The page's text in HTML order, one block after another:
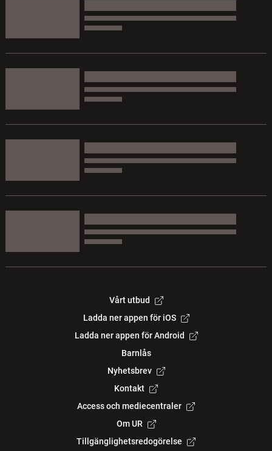
Vårt utbud
Ladda ner appen för iOS
Ladda ner appen för Android
Barnlås
Nyhetsbrev
Kontakt
Access och mediecentraler
Om UR
Tillgänglighetsredogörelse